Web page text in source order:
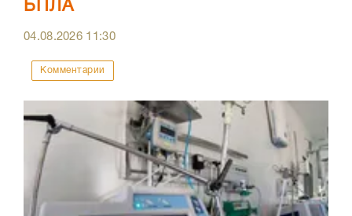
БПЛА
04.08.2026 11:30
Комментарии